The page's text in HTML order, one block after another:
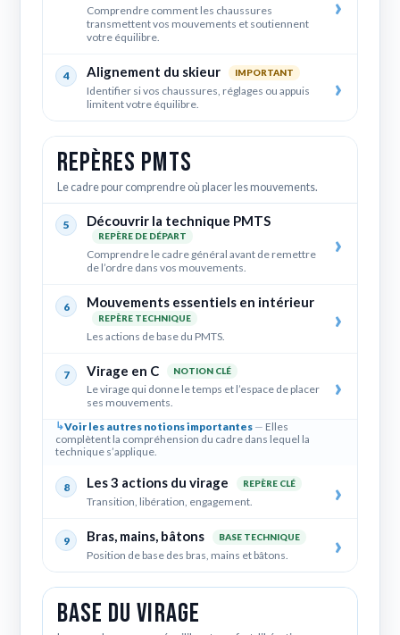
Comprendre comment les chaussures
transmettent vos mouvements et soutiennent
votre équilibre.
4 Alignement du skieur IMPORTANT
Identifier si vos chaussures, réglages ou appuis
limitent votre équilibre.
Repères PMTS
Le cadre pour comprendre où placer les mouvements.
5 Découvrir la technique PMTS
REPÈRE DE DÉPART
Comprendre le cadre général avant de remettre
de l’ordre dans vos mouvements.
6 Mouvements essentiels en intérieur
REPÈRE TECHNIQUE
Les actions de base du PMTS.
7 Virage en C NOTION CLÉ
Le virage qui donne le temps et l’espace de placer
ses mouvements.
Voir les autres notions importantes
Elles
complètent la compréhension du cadre dans lequel la
technique s’applique.
8 Les 3 actions du virage REPÈRE CLÉ
Transition, libération, engagement.
9 Bras, mains, bâtons BASE TECHNIQUE
Position de base des bras, mains et bâtons.
Base du virage